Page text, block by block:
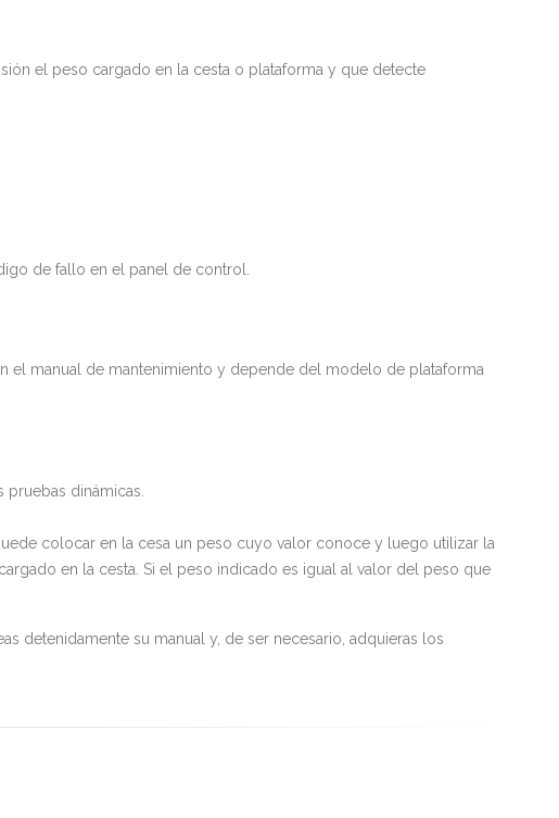
el peso cargado en la cesta o plataforma y que detecte
de fallo en el panel de control.
el manual de mantenimiento y depende del modelo de plataforma
dinámicas.
colocar en la cesa un peso cuyo valor conoce y luego utilizar la
en la cesta. Si el peso indicado es igual al valor del peso que
detenidamente su manual y, de ser necesario, adquieras los